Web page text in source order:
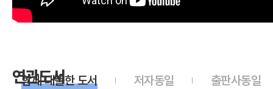
연관도서 출판사동일
저자동일
함께 대출한 도서